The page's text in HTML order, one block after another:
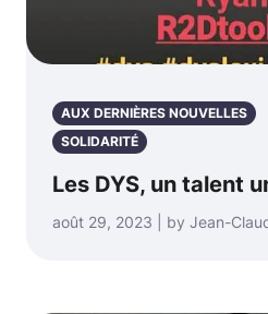
AUX DERNIÈRES NOUVELLES
SOLIDARITÉ
Les DYS, un talent
août 29, 2023 | by Jean-